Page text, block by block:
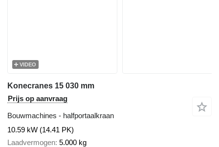
VIDEO
Konecranes 15 030 mm
Prijs op aanvraag
Bouwmachines - halfportaalkraan
10.59 kW (14.41 PK)
Laadvermogen 5.000 kg